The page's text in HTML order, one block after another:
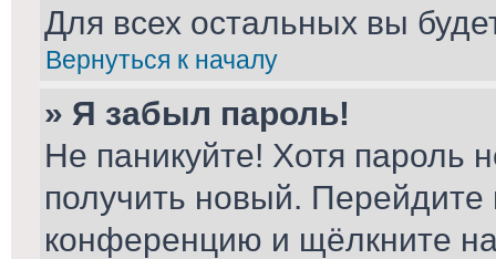
Для всех остальных вы
Вернуться к началу
» Я забыл пароль!
Не паникуйте! Хотя пароль
получить новый. Перейдите
конференцию и щёлкните